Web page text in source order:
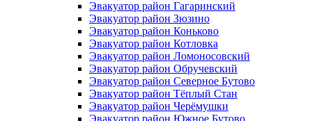
Эвакуатор район Гагаринский
Эвакуатор район Зюзино
Эвакуатор район Коньково
Эвакуатор район Котловка
Эвакуатор район Ломоносовский
Эвакуатор район Обручевский
Эвакуатор район Северное Бутово
Эвакуатор район Тёплый Стан
Эвакуатор район Черёмушки